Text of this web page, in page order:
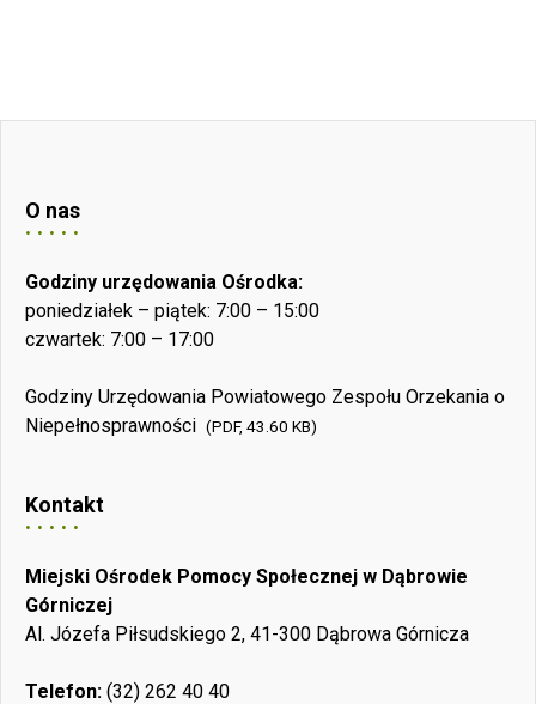
O nas
Godziny urzędowania Ośrodka:
poniedziałek – piątek: 7:00 – 15:00
czwartek: 7:00 – 17:00
Godziny Urzędowania Powiatowego Zespołu Orzekania o
Niepełnosprawności (PDF, 43.60 KB)
Kontakt
Miejski Ośrodek Pomocy Społecznej w Dąbrowie
Górniczej
Al. Józefa Piłsudskiego 2, 41-300 Dąbrowa Górnicza
Telefon: (32) 262 40 40